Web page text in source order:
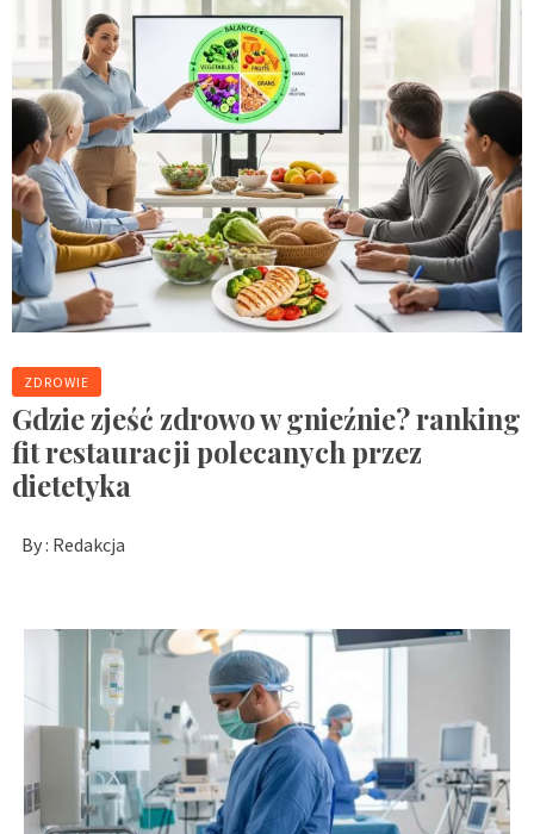
ZDROWIE
Gdzie zjeść zdrowo w gnieźnie? ranking
fit restauracji polecanych przez
dietetyka
By : Redakcja